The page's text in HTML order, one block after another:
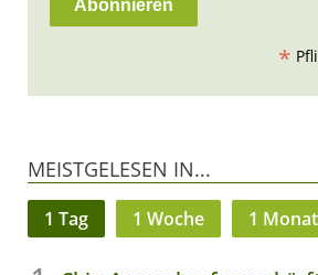
*
MEISTGELESEN IN...
1 Tag 1 Woche 1 Monat